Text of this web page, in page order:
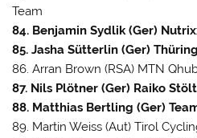
Team
84. Benjamin Sydlik (Ger)
85. Jasha Sütterlin (Ger)
86. Arran Brown (RSA) MTN
87. Nils Plötner (Ger) Raiko
88. Matthias Bertling (Ger)
89. Martin Weiss (Aut) Tirol